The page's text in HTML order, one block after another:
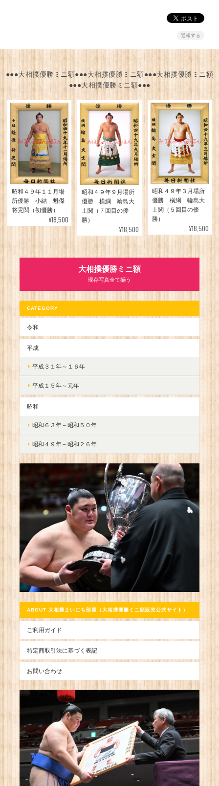
通報する
●●●大相撲優勝ミニ額●●●大相撲優勝ミニ額●●●大相撲優勝ミニ額
●●●大相撲優勝ミニ額●●●
昭和４９年１１月場
所優勝 小結 魁傑
将晃関（初優勝）
¥18,500
昭和４９年９月場所
優勝 横綱 輪島大
士関（７回目の優
勝）
¥18,500
昭和４９年３月場所
優勝 横綱 輪島大
士関（５回目の優
勝）
¥18,500
大相撲優勝ミニ額
現存写真全て揃う
CATEGORY
令和
平成
平成３１年～１６年
平成１５年～元年
昭和
昭和６３年～昭和５０年
昭和４９年～昭和２６年
ABOUT 大相撲まいにち部屋（大相撲優勝ミニ額販売公式サイト）
ご利用ガイド
特定商取引法に基づく表記
お問い合わせ